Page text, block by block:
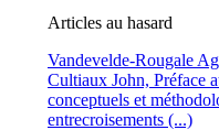
Articles au hasard
Vandevelde-Rougale
Cultiaux John, Préface
conceptuels et
entrecroisements (...)